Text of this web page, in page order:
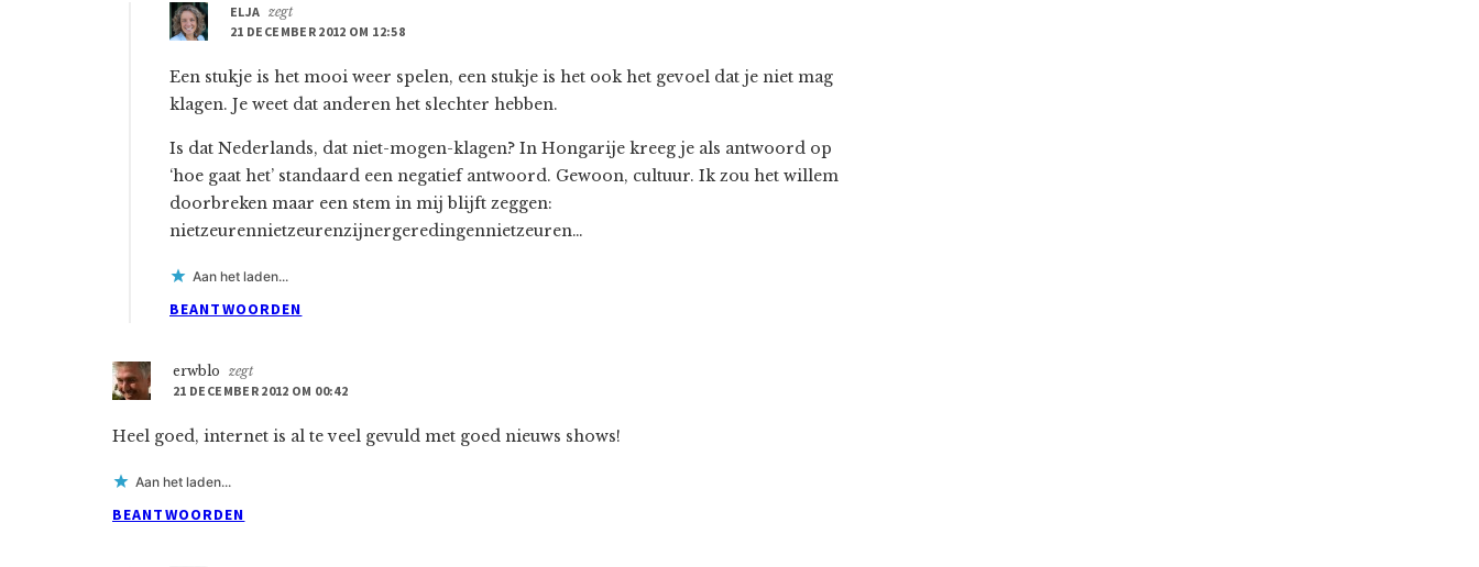
ELJA zegt
21 DECEMBER 2012 OM 12:58
Een stukje is het mooi weer spelen, een stukje is het ook het gevoel dat je niet mag
klagen. Je weet dat anderen het slechter hebben.
Is dat Nederlands, dat niet-mogen-klagen? In Hongarije kreeg je als antwoord op
‘hoe gaat het’ standaard een negatief antwoord. Gewoon, cultuur. Ik zou het willem
doorbreken maar een stem in mij blijft zeggen:
nietzeurennietzeurenzijnergeredingennietzeuren…
Aan het laden...
BEANTWOORDEN
erwblo zegt
21 DECEMBER 2012 OM 00:42
Heel goed, internet is al te veel gevuld met goed nieuws shows!
Aan het laden...
BEANTWOORDEN